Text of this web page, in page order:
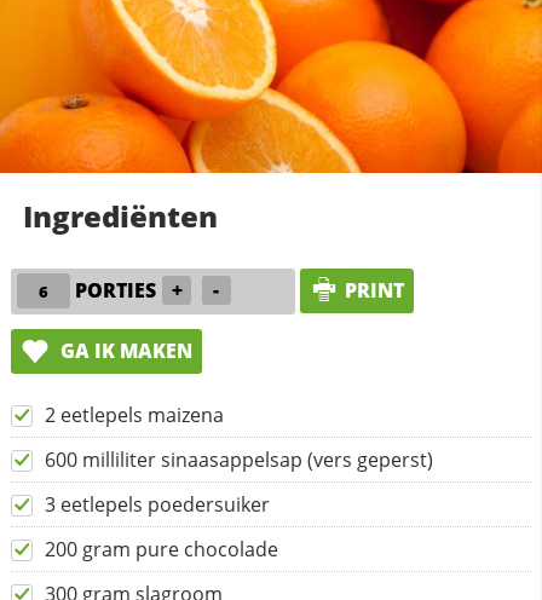
Ingrediënten
PORTIES + - PRINT
GA IK MAKEN
2 eetlepels maizena
600 milliliter sinaasappelsap (vers geperst)
3 eetlepels poedersuiker
200 gram pure chocolade
300 gram slagroom